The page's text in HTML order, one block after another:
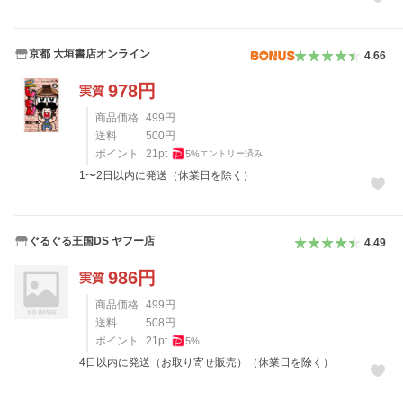
京都 大垣書店オンライン 4.66
実質 978円
商品価格 499 円
送料
500 円
ポイント
21pt 5%エントリー済み
1〜2日以内に発送（休業日を除く）
ぐるぐる王国DS ヤフー店 4.49
実質 986円
商品価格 499 円
送料
508 円
ポイント
21pt 5%
4日以内に発送（お取り寄せ販売）（休業日を除く）